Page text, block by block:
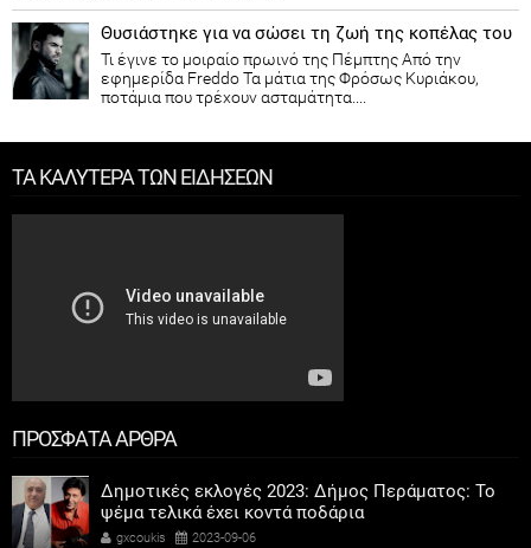
Θυσιάστηκε για να σώσει τη ζωή της κοπέλας του
Τι έγινε το μοιραίο πρωινό της Πέμπτης Από την
εφημερίδα Freddo Τα μάτια της Φρόσως Κυριάκου,
ποτάμια που τρέχουν ασταμάτητα....
ΤΑ ΚΑΛΥΤΕΡΑ ΤΩΝ ΕΙΔΗΣΕΩΝ
ΠΡΟΣΦΑΤΑ ΑΡΘΡΑ
Δημοτικές εκλογές 2023: Δήμος Περάματος: Το
ψέμα τελικά έχει κοντά ποδάρια
gxcoukis 2023-09-06